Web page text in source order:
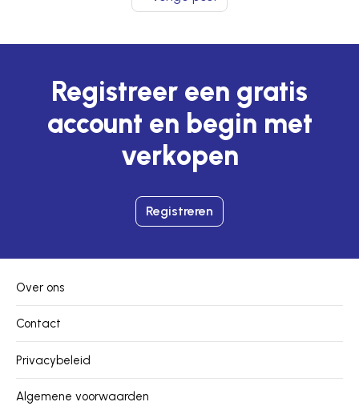
Registreer een gratis
account en begin met
verkopen
Registreren
Over ons
Contact
Privacybeleid
Algemene voorwaarden